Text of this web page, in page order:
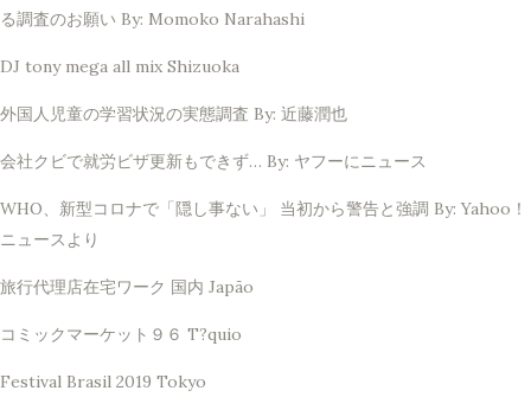
る調査のお願い By: Momoko Narahashi
DJ tony mega all mix Shizuoka
外国人児童の学習状況の実態調査 By: 近藤潤也
会社クビで就労ビザ更新もできず… By: ヤフーにニュース
WHO、新型コロナで「隠し事ない」 当初から警告と強調 By: Yahoo！
ニュースより
旅行代理店在宅ワーク 国内 Japão
コミックマーケット９６ T?quio
Festival Brasil 2019 Tokyo